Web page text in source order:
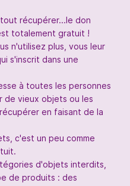
récupérer...le don
totalement gratuit !
n'utilisez plus, vous leur
s'inscrit dans une
à toutes les personnes
de vieux objets ou les
en faisant de la
c'est un peu comme
d'objets interdits,
de produits : des